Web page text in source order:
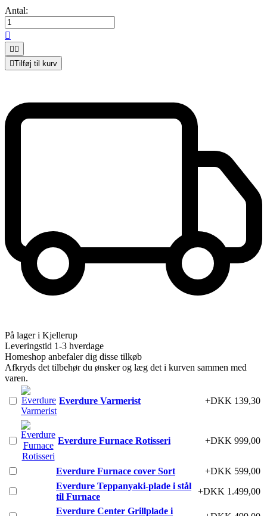
Antal:

 
Tilføj til kurv
På lager i Kjellerup
Leveringstid 1-3 hverdage
Homeshop anbefaler dig disse tilkøb
Afkryds det tilbehør du ønsker og læg det i kurven sammen med
varen.
Everdure Varmerist +DKK 139,30
Everdure Furnace Rotisseri +DKK 999,00
Everdure Furnace cover Sort
+DKK 599,00
Everdure Teppanyaki-plade i stål
til Furnace
+DKK 1.499,00
Everdure Center Grillplade i